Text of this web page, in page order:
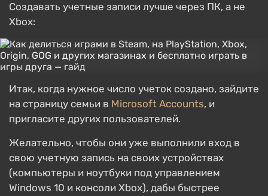
Создавать учетные записи лучше через ПК, а не
Xbox:
Итак, когда нужное число учеток создано, зайдите
на страницу семьи в Microsoft Accounts, и
пригласите других пользователей.
Желательно, чтобы они уже выполнили вход в
свою учетную запись на своих устройствах
(компьютеры и ноутбуки под управлением
Windows 10 и консоли Xbox), дабы быстрее